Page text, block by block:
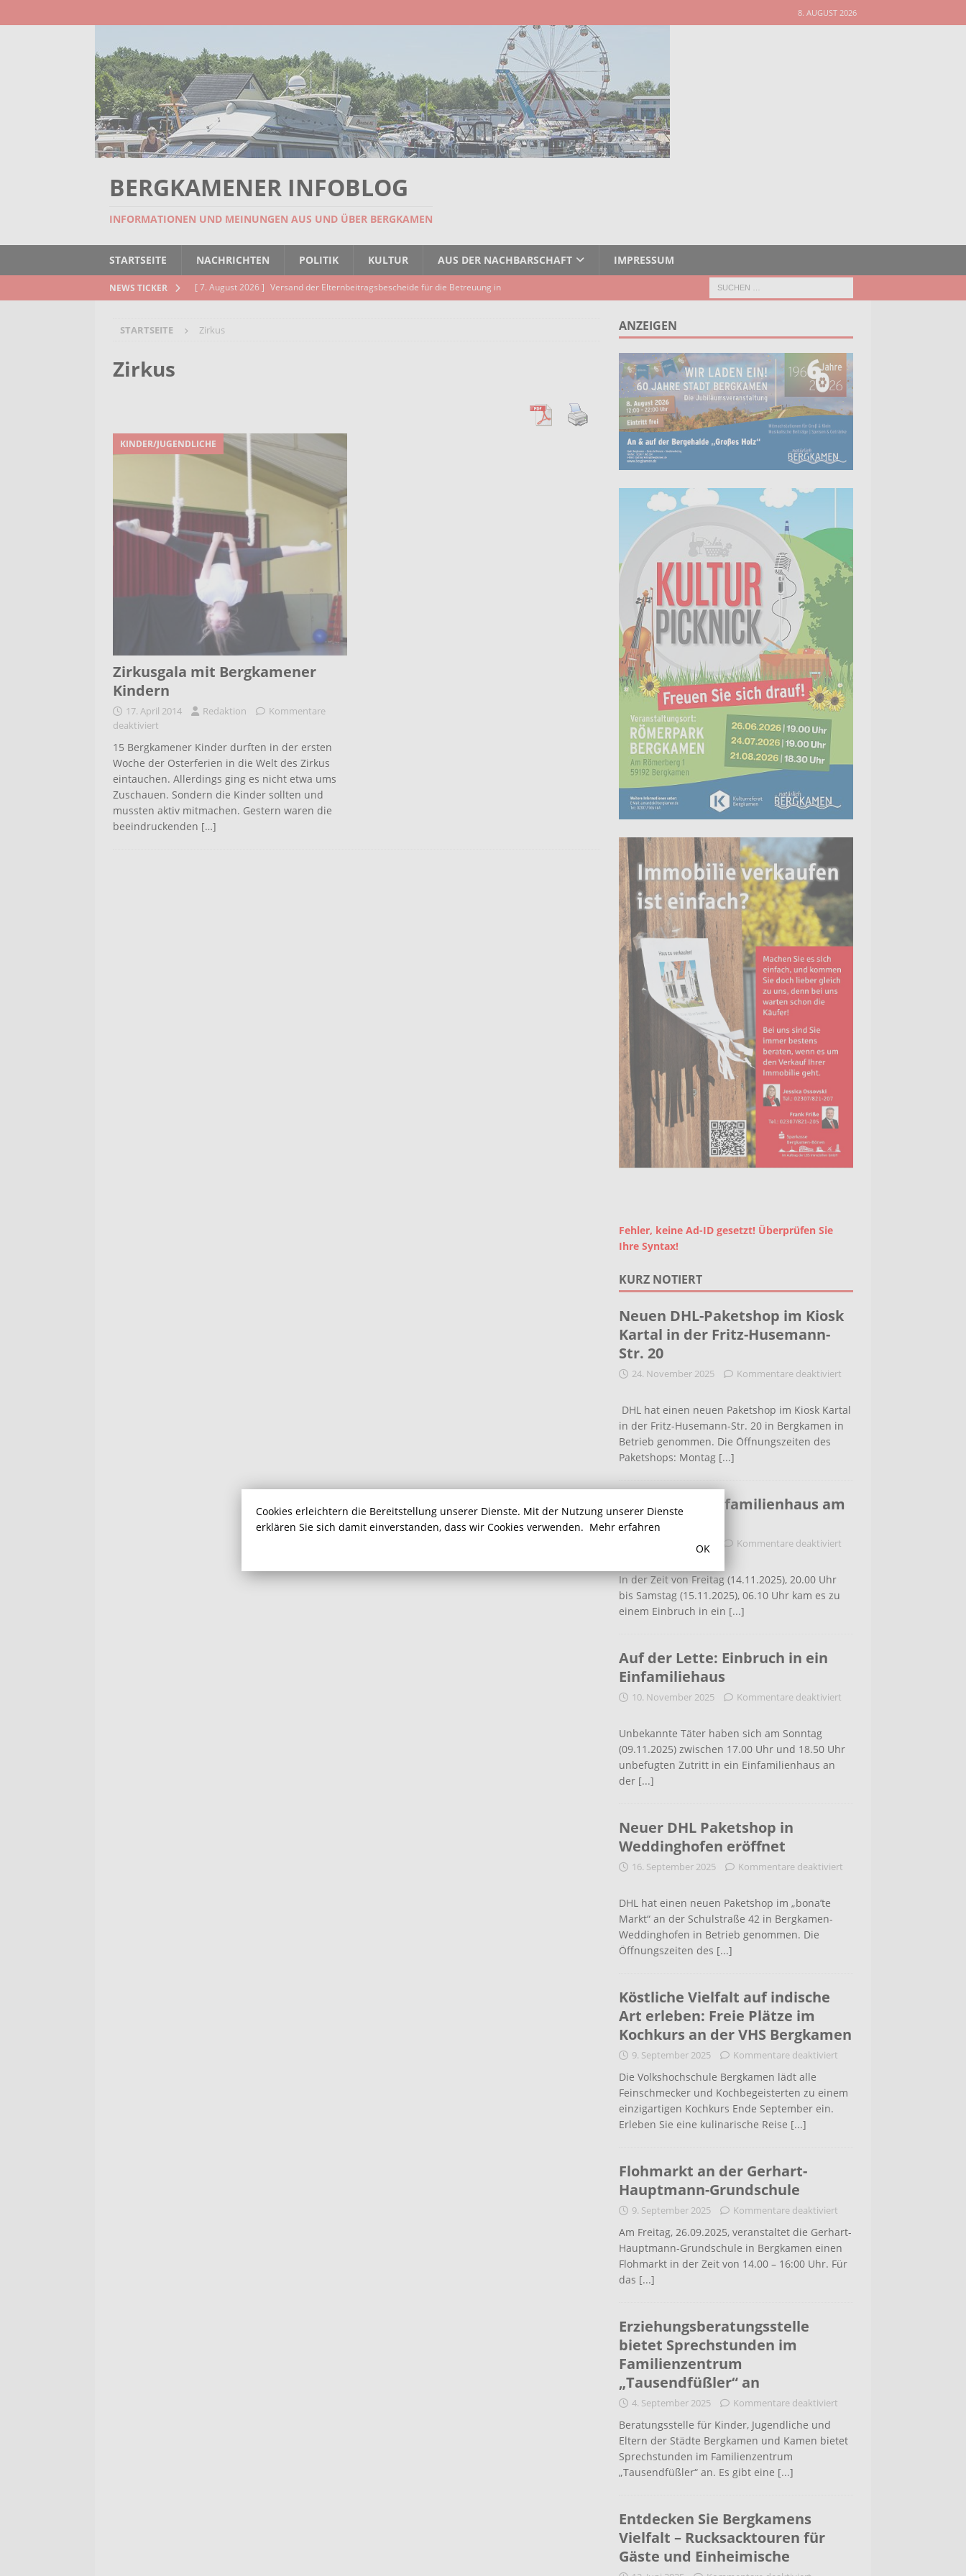
8. AUGUST 2026
BERGKAMENER INFOBLOG
INFORMATIONEN UND MEINUNGEN AUS UND ÜBER BERGKAMEN
STARTSEITE NACHRICHTEN POLITIK KULTUR AUS DER NACHBARSCHAFT IMPRESSUM
NEWS TICKER [ 7. August 2026 ] Versand der Elternbeitragsbescheide für die Betreuung in
[ 7. August 2026 ]
Pflege- und Wohnberatung im Gemeindebüro an der Christuskirche in Rünthe
AKTUELLES
[ 7. August 2026 ]
Sommerakademie – Kunst vor Ort 2026: Letzte Plätze bei Stein- oder
Holzbildhauerei sichern!
AKTUELLES
STARTSEITE Zirkus
Zirkus
KINDER/JUGENDLICHE
Zirkusgala mit Bergkamener
Kindern
17. April 2014 Redaktion
Kommentare
deaktiviert
15 Bergkamener Kinder durften in der ersten
Woche der Osterferien in die Welt des Zirkus
eintauchen. Allerdings ging es nicht etwa ums
Zuschauen. Sondern die Kinder sollten und
mussten aktiv mitmachen. Gestern waren die
beeindruckenden […]
ANZEIGEN
Fehler, keine Ad-ID gesetzt! Überprüfen Sie
Ihre Syntax!
KURZ NOTIERT
Neuen DHL-Paketshop im Kiosk
Kartal in der Fritz-Husemann-
Str. 20
24. November 2025 Kommentare deaktiviert
DHL hat einen neuen Paketshop im Kiosk Kartal
in der Fritz-Husemann-Str. 20 in Bergkamen in
Betrieb genommen. Die Öffnungszeiten des
Paketshops: Montag [...]
Einbruch in Einfamilienhaus am
Haldenweg
16. November 2025 Kommentare deaktiviert
In der Zeit von Freitag (14.11.2025), 20.00 Uhr
bis Samstag (15.11.2025), 06.10 Uhr kam es zu
einem Einbruch in ein [...]
Auf der Lette: Einbruch in ein
Einfamiliehaus
10. November 2025 Kommentare deaktiviert
Unbekannte Täter haben sich am Sonntag
(09.11.2025) zwischen 17.00 Uhr und 18.50 Uhr
unbefugten Zutritt in ein Einfamilienhaus an
der [...]
Neuer DHL Paketshop in
Weddinghofen eröffnet
16. September 2025 Kommentare deaktiviert
DHL hat einen neuen Paketshop im „bona’te
Markt“ an der Schulstraße 42 in Bergkamen-
Weddinghofen in Betrieb genommen. Die
Öffnungszeiten des [...]
Köstliche Vielfalt auf indische
Art erleben: Freie Plätze im
Kochkurs an der VHS Bergkamen
9. September 2025 Kommentare deaktiviert
Die Volkshochschule Bergkamen lädt alle
Feinschmecker und Kochbegeisterten zu einem
einzigartigen Kochkurs Ende September ein.
Erleben Sie eine kulinarische Reise [...]
Flohmarkt an der Gerhart-
Hauptmann-Grundschule
9. September 2025 Kommentare deaktiviert
Am Freitag, 26.09.2025, veranstaltet die Gerhart-
Hauptmann-Grundschule in Bergkamen einen
Flohmarkt in der Zeit von 14.00 – 16:00 Uhr. Für
das [...]
Erziehungsberatungsstelle
bietet Sprechstunden im
Familienzentrum
„Tausendfüßler“ an
4. September 2025 Kommentare deaktiviert
Beratungsstelle für Kinder, Jugendliche und
Eltern der Städte Bergkamen und Kamen bietet
Sprechstunden im Familienzentrum
„Tausendfüßler“ an. Es gibt eine [...]
Entdecken Sie Bergkamens
Vielfalt – Rucksacktouren für
Gäste und Einheimische
Cookies erleichtern die Bereitstellung unserer Dienste. Mit der Nutzung unserer Dienste
erklären Sie sich damit einverstanden, dass wir Cookies verwenden. Mehr erfahren
OK